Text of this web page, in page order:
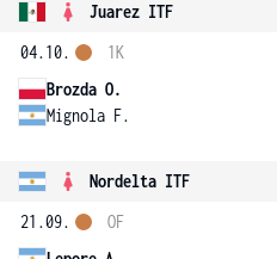
Juarez ITF
04.10.
Brozda O.
Mignola F.
1K
Nordelta ITF
21.09.
OF